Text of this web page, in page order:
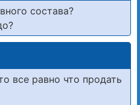
состава?
все равно что продать